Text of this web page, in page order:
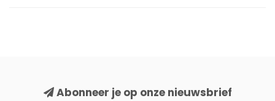
Abonneer je op onze nieuwsbrief